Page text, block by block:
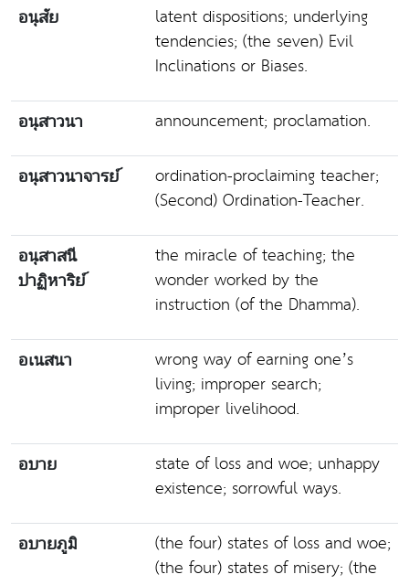
อนุสัย
latent dispositions; underlying
tendencies; (the seven) Evil
Inclinations or Biases.
อนุสาวนา announcement; proclamation.
อนุสาวนาจารย์
ordination-proclaiming teacher;
(Second) Ordination-Teacher.
อนุสาสนี
ปาฏิหาริย์
the miracle of teaching; the
wonder worked by the
instruction (of the Dhamma).
อเนสนา
wrong way of earning one’s
living; improper search;
improper livelihood.
อบาย
state of loss and woe; unhappy
existence; sorrowful ways.
อบายภูมิ
(the four) states of loss and woe;
(the four) states of misery; (the